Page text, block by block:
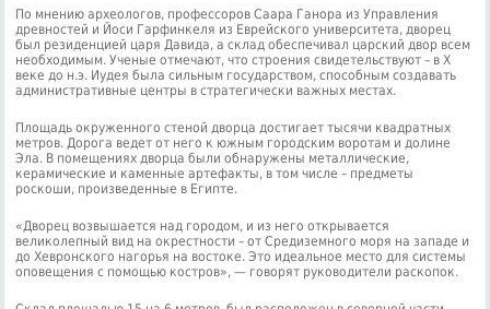
По мнению археологов, профессоров Саара Ганора из Управления
древностей и Йоси Гарфинкеля из Еврейского университета, дворец
был резиденцией царя Давида, а склад обеспечивал царский двор всем
необходимым. Ученые отмечают, что строения свидетельствуют – в X
веке до н.э. Иудея была сильным государством, способным создавать
административные центры в стратегически важных местах.
Площадь окруженного стеной дворца достигает тысячи квадратных
метров. Дорога ведет от него к южным городским воротам и долине
Эла. В помещениях дворца были обнаружены металлические,
керамические и каменные артефакты, в том числе – предметы
роскоши, произведенные в Египте.
«Дворец возвышается над городом, и из него открывается
великолепный вид на окрестности – от Средиземного моря на западе и
до Хевронского нагорья на востоке. Это идеальное место для системы
оповещения с помощью костров», — говорят руководители раскопок.